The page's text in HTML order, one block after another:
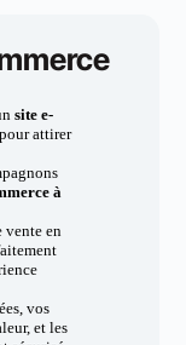
site e-
attirer
à
vente en
vos
et les